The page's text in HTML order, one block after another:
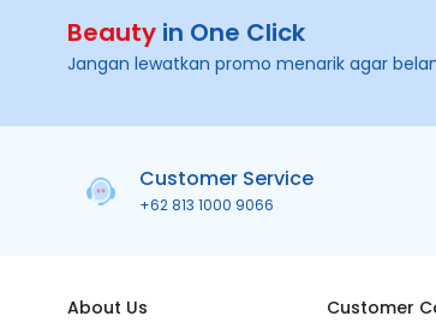
Beauty in One Click
Jangan lewatkan promo menarik agar
Customer Service
+62 813 1000 9066
About Us Customer